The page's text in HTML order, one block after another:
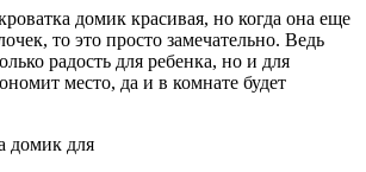
домик красивая, но когда она еще
то это просто замечательно. Ведь
радость для ребенка, но и для
место, да и в комнате будет